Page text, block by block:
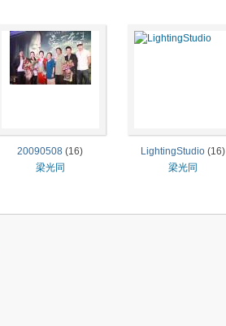
20090508 (16)
梁光同
LightingStudio(16)
梁光同